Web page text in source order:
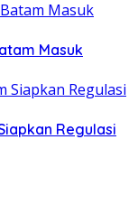
Masuk
Regulasi